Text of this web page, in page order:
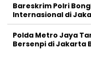
Bareskrim Polri
Internasional di
Polda Metro Jaya
Bersenpi di Jakarta